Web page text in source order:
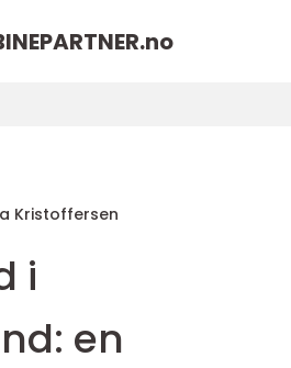
no
Kristoffersen
i
en